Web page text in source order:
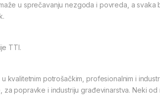
u sprečavanju nezgoda i povreda, a svaka
TTI.
kvalitetnim potrošačkim, profesionalnim i
za popravke i industriju građevinarstva. Neki